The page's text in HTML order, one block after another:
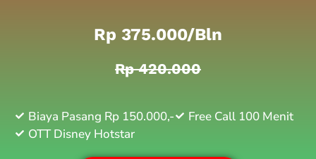
Rp 375.000/bln
Rp 420.000
Biaya Pasang Rp 150.000,-
Free Call 100 Menit
OTT Disney Hotstar